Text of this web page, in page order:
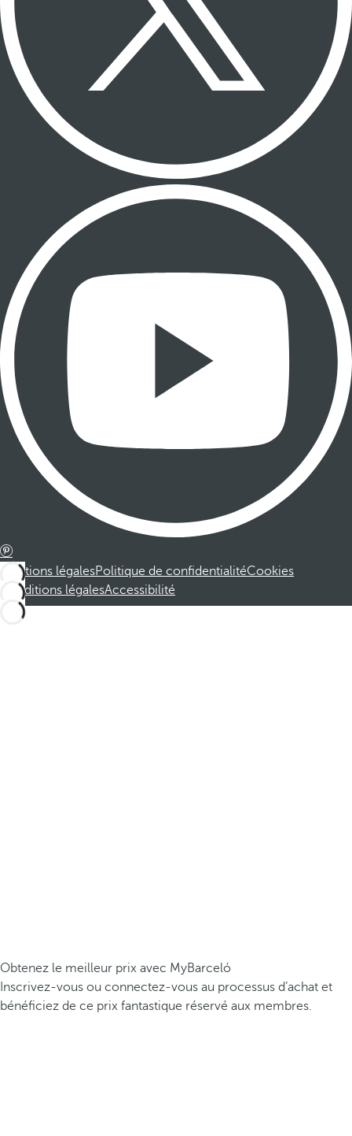
Mentions légalesPolitique de confidentialitéCookies
Conditions légalesAccessibilité
Obtenez le meilleur prix avec MyBarceló
Inscrivez-vous ou connectez-vous au processus d’achat et
bénéficiez de ce prix fantastique réservé aux membres.